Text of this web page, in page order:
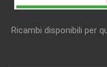
Ricambi disponibili per